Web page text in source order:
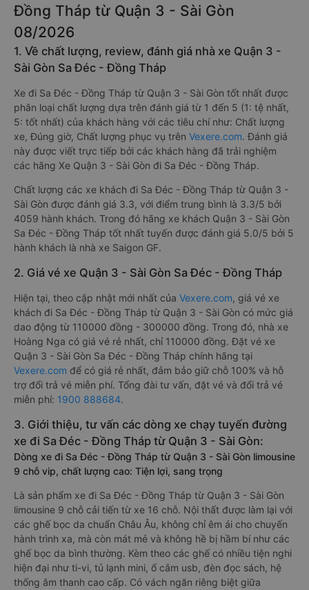
Đồng Tháp từ Quận 3 - Sài Gòn
08/2026
1. Về chất lượng, review, đánh giá nhà xe Quận 3 -
Sài Gòn Sa Đéc - Đồng Tháp
Xe đi Sa Đéc - Đồng Tháp từ Quận 3 - Sài Gòn tốt nhất được
phân loại chất lượng dựa trên đánh giá từ 1 đến 5 (1: tệ nhất,
5: tốt nhất) của khách hàng với các tiêu chí như: Chất lượng
xe, Đúng giờ, Chất lượng phục vụ trên Vexere.com. Đánh giá
này được viết trực tiếp bởi các khách hàng đã trải nghiệm
các hãng Xe Quận 3 - Sài Gòn đi Sa Đéc - Đồng Tháp.
Chất lượng các xe khách đi Sa Đéc - Đồng Tháp từ Quận 3 -
Sài Gòn được đánh giá 3.3, với điểm trung bình là 3.3/5 bởi
4059 hành khách. Trong đó hãng xe khách Quận 3 - Sài Gòn
Sa Đéc - Đồng Tháp tốt nhất tuyến được đánh giá 5.0/5 bởi 5
hành khách là nhà xe Saigon GF.
2. Giá vé xe Quận 3 - Sài Gòn Sa Đéc - Đồng Tháp
Hiện tại, theo cập nhật mới nhất của Vexere.com, giá vé xe
khách đi Sa Đéc - Đồng Tháp từ Quận 3 - Sài Gòn có mức giá
dao động từ 110000 đồng - 300000 đồng. Trong đó, nhà xe
Hoàng Nga có giá vé rẻ nhất, chỉ 110000 đồng. Đặt vé xe
Quận 3 - Sài Gòn Sa Đéc - Đồng Tháp chính hãng tại
Vexere.com để có giá rẻ nhất, đảm bảo giữ chỗ 100% và hỗ
trợ đổi trả vé miễn phí. Tổng đài tư vấn, đặt vé và đổi trả vé
miễn phí: 1900 888684.
3. Giới thiệu, tư vấn các dòng xe chạy tuyến đường
xe đi Sa Đéc - Đồng Tháp từ Quận 3 - Sài Gòn:
Dòng xe đi Sa Đéc - Đồng Tháp từ Quận 3 - Sài Gòn limousine
9 chỗ vip, chất lượng cao: Tiện lợi, sang trọng
Là sản phẩm xe đi Sa Đéc - Đồng Tháp từ Quận 3 - Sài Gòn
limousine 9 chỗ cải tiến từ xe 16 chỗ. Nội thất được làm lại với
các ghế bọc da chuẩn Châu Âu, không chỉ êm ái cho chuyến
hành trình xa, mà còn mát mẻ và không hề bị hầm bí như các
ghế bọc da bình thường. Kèm theo các ghế có nhiều tiện nghi
hiện đại như ti-vi, tủ lạnh mini, ổ cắm usb, đèn đọc sách, hệ
thống âm thanh cao cấp. Có vách ngăn riêng biệt giữa